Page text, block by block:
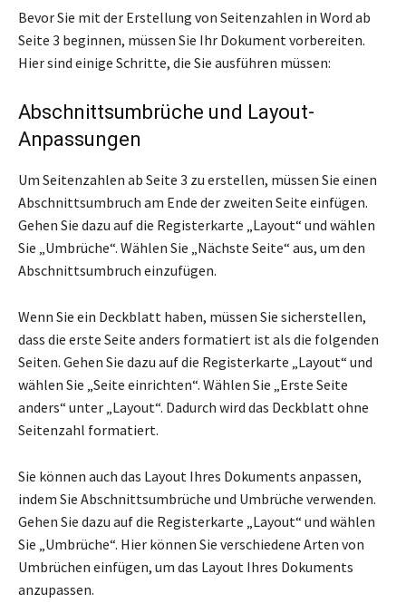
Bevor Sie mit der Erstellung von Seitenzahlen in Word ab
Seite 3 beginnen, müssen Sie Ihr Dokument vorbereiten.
Hier sind einige Schritte, die Sie ausführen müssen:
Abschnittsumbrüche und Layout-
Anpassungen
Um Seitenzahlen ab Seite 3 zu erstellen, müssen Sie einen
Abschnittsumbruch am Ende der zweiten Seite einfügen.
Gehen Sie dazu auf die Registerkarte „Layout“ und wählen
Sie „Umbrüche“. Wählen Sie „Nächste Seite“ aus, um den
Abschnittsumbruch einzufügen.
Wenn Sie ein Deckblatt haben, müssen Sie sicherstellen,
dass die erste Seite anders formatiert ist als die folgenden
Seiten. Gehen Sie dazu auf die Registerkarte „Layout“ und
wählen Sie „Seite einrichten“. Wählen Sie „Erste Seite
anders“ unter „Layout“. Dadurch wird das Deckblatt ohne
Seitenzahl formatiert.
Sie können auch das Layout Ihres Dokuments anpassen,
indem Sie Abschnittsumbrüche und Umbrüche verwenden.
Gehen Sie dazu auf die Registerkarte „Layout“ und wählen
Sie „Umbrüche“. Hier können Sie verschiedene Arten von
Umbrüchen einfügen, um das Layout Ihres Dokuments
anzupassen.